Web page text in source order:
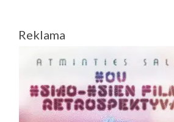
Reklama